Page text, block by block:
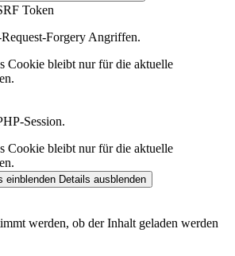
Token
Forgery Angriffen.
Cookie bleibt nur für die aktuelle
Session.
Cookie bleibt nur für die aktuelle
einblenden Details ausblenden
werden, ob der Inhalt geladen werden